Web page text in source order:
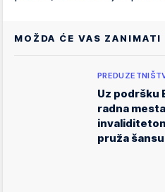
MOŽDA ĆE VAS ZANIMATI
Uz podršku
radna
pruža šansu